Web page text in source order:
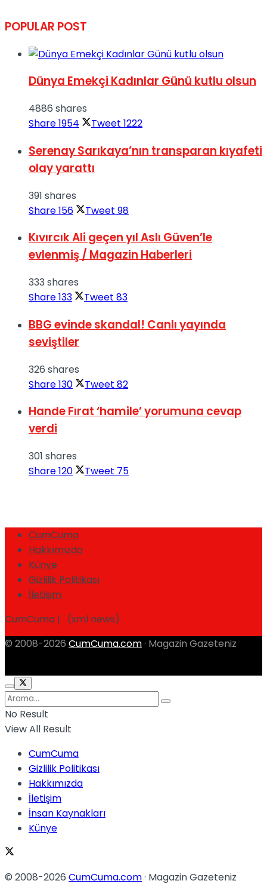
POPULAR POST
Dünya Emekçi Kadınlar Günü kutlu olsun
4886 shares
Share1954 Tweet 1222
Serenay Sarıkaya’nın transparan kıyafeti
olay yarattı
391 shares
Share156 Tweet 98
Kıvırcık Ali geçen yıl Aslı Güven’le
evlenmiş / Magazin Haberleri
333 shares
Share133 Tweet 83
BBG evinde skandal! Canlı yayında
seviştiler
326 shares
Share130 Tweet 82
Hande Fırat ‘hamile’ yorumuna cevap
verdi
301 shares
Share120 Tweet 75
CumCuma
Hakkımızda
Künye
Gizlilik Politikası
İletişim
CumCuma | (xml news)
© 2008-2026 CumCuma.com · Magazin Gazeteniz
No Result
View All Result
CumCuma
Gizlilik Politikası
Hakkımızda
İletişim
İnsan Kaynakları
Künye
© 2008-2026 CumCuma.com· Magazin Gazeteniz